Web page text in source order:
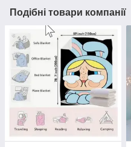
Подібні товари компанії